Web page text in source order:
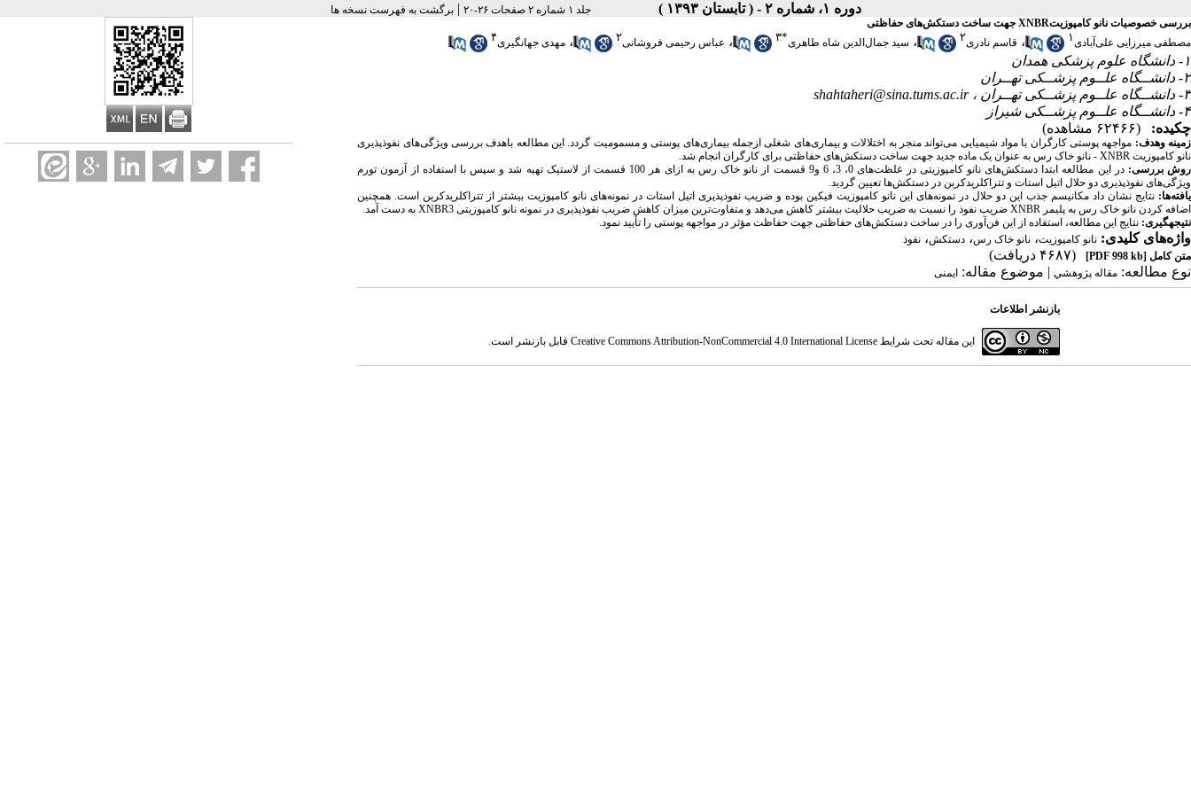
دوره ۱، شماره ۲ - ( تابستان ۱۳۹۳ ) جلد ۱ شماره ۲ صفحات ۲۶-۲۰ |برگشت به فهرست نسخه ها
بررسی خصوصیات نانو کامپوزیتXNBR جهت ساخت دستکش‌های حفاظتی
مصطفی میرزایی علی‌آبادی۱ ، قاسم نادری۲ ، سید جمال‌الدین شاه طاهری*۳ ، عباس رحیمی فروشانی۲ ، مهدی جهانگیری۴
۱- دانشگاه علوم پزشکی همدان
۲- دانشــگاه علــوم پزشــکی تهــران
۳- دانشــگاه علــوم پزشــکی تهــران ،
shahtaheri@sina.tums.ac.ir
۴- دانشــگاه علــوم پزشــکی شیراز
چکیده:
(۶۲۴۶۶ مشاهده)
زمینه وهدف: مواجهه پوستی کارگران با مواد شیمیایی می‌تواند منجر به اختلالات و بیماری‌های شغلی ازجمله بیماری‌های پوستی و مسمومیت گردد. این مطالعه باهدف بررسی ویژگی‌های نفوذپذیری
نانو کامپوزیت XNBR - نانو خاک رس به عنوان یک ماده جدید جهت ساخت دستکش‌های حفاظتی برای کارگران انجام شد.
روش­ بررسی:
در این مطالعه ابتدا دستکش‌های نانو کامپوزیتی در غلظت‌های 0، 3، 6 و9 قسمت از نانو خاک رس به ازای هر 100 قسمت از لاستیک تهیه شد و سپس با استفاده از آزمون تورم
ویژگی‌های نفوذپذیری دو حلال اتیل استات و تتراکلریدکربن در دستکش‌ها تعیین گردید.
یافته‌ها: نتایج نشان داد مکانیسم جذب این دو حلال در نمونه‌های این نانو کامپوزیت فیکین بوده و ضریب نفوذپذیری اتیل استات در نمونه‌های نانو کامپوزیت بیشتر از تتراکلریدکربن است. همچنین
اضافه کردن نانو خاک رس به پلیمر XNBR ضریب نفوذ را نسبت به ضریب حلالیت بیشتر کاهش می‌دهد و متفاوت‌ترین میزان کاهش ضریب نفوذپذیری در نمونه نانو کامپوزیتی XNBR3 به دست آمد.
نتیجه­گیری: نتایج این مطالعه، استفاده از این فن‌آوری را در ساخت دستکش‌های حفاظتی جهت حفاظت مؤثر در مواجهه پوستی را تأیید نمود.
واژه‌های کلیدی: نانو کامپوزیت، نانو خاک رس، دستکش، نفوذ
متن کامل [PDF 998 kb]
(۴۶۸۷ دریافت)
نوع مطالعه: مقاله پژوهشي | موضوع مقاله: ایمنی
بازنشر اطلاعات
این مقاله تحت شرایط Creative Commons Attribution-NonCommercial 4.0 International Licenseقابل بازنشر است.